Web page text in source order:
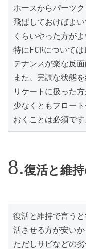
ホースからパーツ
飛ばしておけばよ
くらいやった方がよ
特にFCRについて
テナンスが楽な反面
また、完調な状態
リケートに扱った
少なくともフロー
おくことは必須です
復活と維
復活と維持で言う
活させる方が安いか
ただしサビなどの